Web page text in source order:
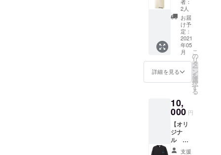
て泳いで
よろしくお
願いしま
す！
ます！
ジ袋代
わりに
環境に
優しい
オリジ
ナルデ
ザイン
のトー
トバッ
クをお
届けし
○写真は
イメー
ジで
す！ ＊
感謝の
メッ
セー
2人
お届
け予
定：
2021
年05
月
詳細を見る
こ
の
リ
タ
ー
ン
を
選
択
す
る
10,
000 円
【オリ
ジナ
ル ロ
ングT支援